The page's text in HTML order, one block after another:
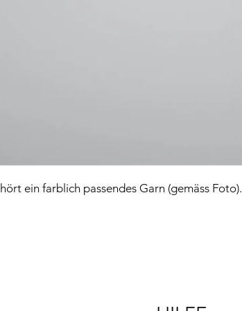
ein farblich passendes Garn (gemäss Foto).